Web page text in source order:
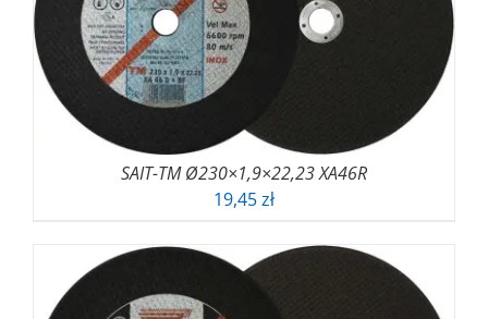
SAIT-TM Ø230×1,9×22,23 XA46R
19,45zł